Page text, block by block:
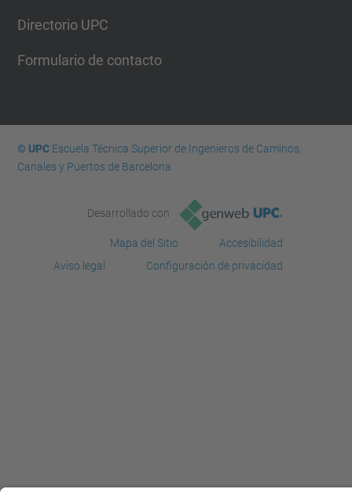
Directorio UPC
Formulario de contacto
© UPCEscuela Técnica Superior de Ingenieros de Caminos,
Canales y Puertos de Barcelona
Desarrollado con
Mapa del Sitio
Accesibilidad
Aviso legal
Configuración de privacidad